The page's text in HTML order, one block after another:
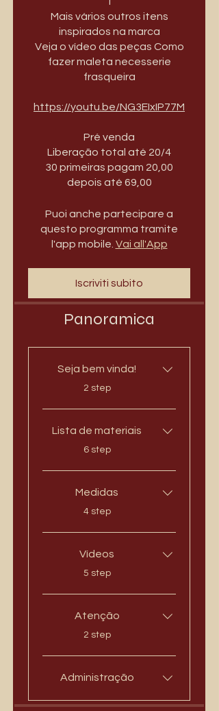
Mais vários outros itens
inspirados na marca
Veja o vídeo das peças Como
fazer maleta necesserie
frasqueira
https://youtu.be/NG3EIxIP77M
Pré venda
Liberação total até 20/4
30 primeiras pagam 20,00
depois até 69,00
Puoi anche partecipare a
questo programma tramite
l'app mobile. Vai all'App
Iscriviti subito
Panoramica
Seja bem vinda!
.
2 step
Lista de materiais
.
6 step
Medidas
.
4 step
Vídeos
.
5 step
Atenção
.
2 step
Administração